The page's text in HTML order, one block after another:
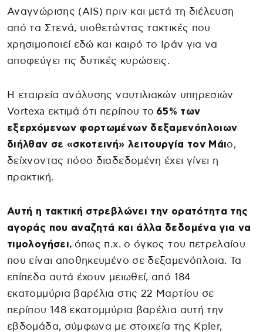
Αναγνώρισης (AIS) πριν και μετά τη διέλευση
από τα Στενά, υιοθετώντας τακτικές που
χρησιμοποιεί εδώ και καιρό το Ιράν για να
αποφεύγει τις δυτικές κυρώσεις.
Η εταιρεία ανάλυσης ναυτιλιακών υπηρεσιών
Vortexa εκτιμά ότι περίπου το 65% των
εξερχόμενων φορτωμένων δεξαμενόπλοιων
διήλθαν σε «σκοτεινή» λειτουργία τον Μάιο,
δείχνοντας πόσο διαδεδομένη έχει γίνει η
πρακτική.
Αυτή η τακτική στρεβλώνει την ορατότητα της
αγοράς που αναζητά και άλλα δεδομένα για να
τιμολογήσει, όπως π.χ. ο όγκος του πετρελαίου
που είναι αποθηκευμένο σε δεξαμενόπλοια. Τα
επίπεδα αυτά έχουν μειωθεί, από 184
εκατομμύρια βαρέλια στις 22 Μαρτίου σε
περίπου 148 εκατομμύρια βαρέλια αυτή την
εβδομάδα, σύμφωνα με στοιχεία της Kpler,